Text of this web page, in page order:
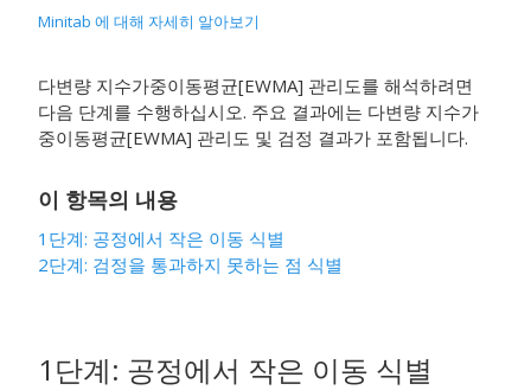
Minitab 에 대해 자세히 알아보기
다변량 지수가중이동평균[EWMA] 관리도를 해석하려면
다음 단계를 수행하십시오. 주요 결과에는 다변량 지수가
중이동평균[EWMA] 관리도 및 검정 결과가 포함됩니다.
이 항목의 내용
1단계: 공정에서 작은 이동 식별
2단계: 검정을 통과하지 못하는 점 식별
1단계: 공정에서 작은 이동 식별